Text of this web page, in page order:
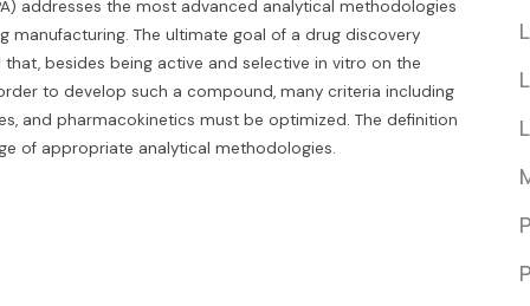
addresses the most advanced analytical methodologies
The ultimate goal of a drug discovery
besides being active and selective in vitro on the
to develop such a compound, many criteria including
and pharmacokinetics must be optimized. The definition
of appropriate analytical methodologies.